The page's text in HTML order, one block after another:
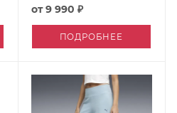
от9 990 ₽
ПОДРОБНЕЕ